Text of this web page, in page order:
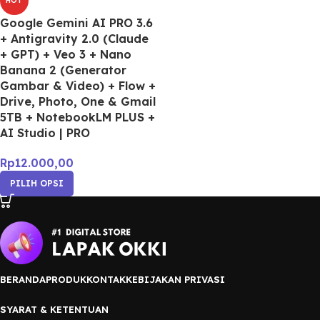
Google Gemini AI PRO 3.6
+ Antigravity 2.0 (Claude
+ GPT) + Veo 3 + Nano
Banana 2 (Generator
Gambar & Video) + Flow +
Drive, Photo, One & Gmail
5TB + NotebookLM PLUS +
AI Studio | PRO
Rp12.000,00
PILIH OPSI
BERANDAPRODUKKONTAKKEBIJAKAN PRIVASI
SYARAT & KETENTUAN